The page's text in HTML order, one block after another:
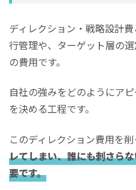
ディレクション・戦略設計
行管理や、ターゲット層の
の費用です。
自社の強みをどのようにア
を決める工程です。
このディレクション費用を削
レてしまい、誰にも刺さら
要です。